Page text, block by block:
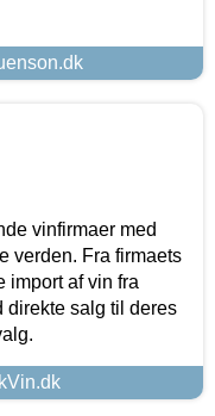
vinfirmaer med
verden. Fra firmaets
import af vin fra
direkte salg til deres